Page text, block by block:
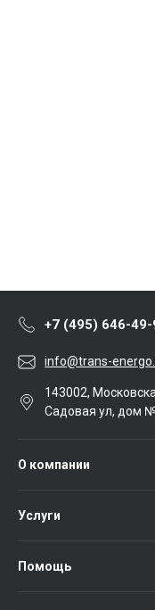
+7 (495) 646-49-
info@trans-
143002,
Садовая ул, дом
О компании
Услуги
Помощь